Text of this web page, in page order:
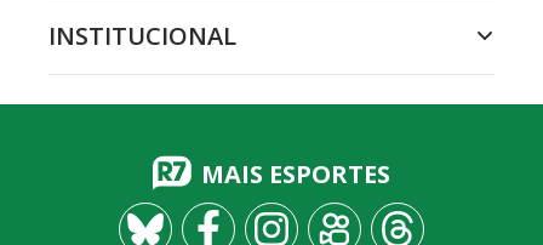
INSTITUCIONAL
MAIS ESPORTES